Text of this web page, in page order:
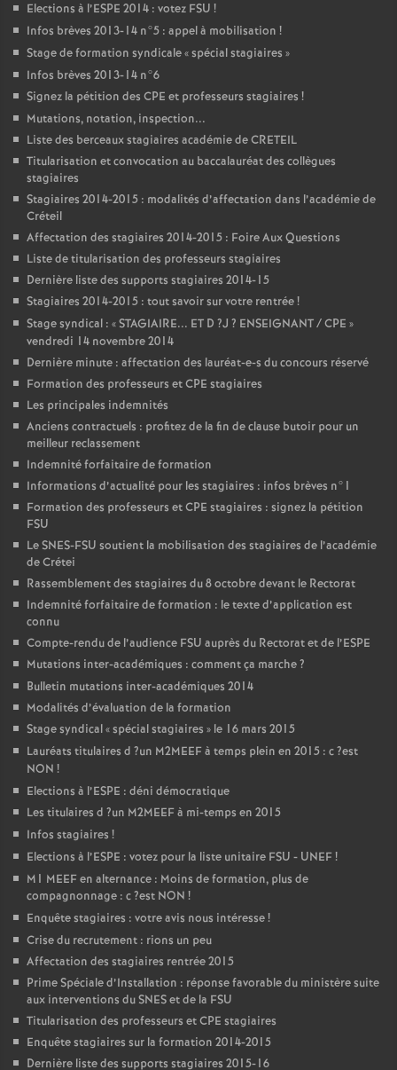
Elections à l’ESPE 2014 : votez FSU !
Infos brèves 2013-14 n°5 : appel à mobilisation !
Stage de formation syndicale «spécial stagiaires »
Infos brèves 2013-14 n°6
Signez la pétition des CPE et professeurs stagiaires !
Mutations, notation, inspection...
Liste des berceaux stagiaires académie deCRETEIL
Titularisation et convocation au baccalauréat des collègues
stagiaires
Stagiaires 2014-2015 : modalités d’affectation dans l’académie de
Créteil
Affectation des stagiaires 2014-2015 : Foire Aux Questions
Liste de titularisation des professeurs stagiaires
Dernière liste des supports stagiaires 2014-15
Stagiaires 2014-2015 : tout savoir sur votre rentrée!
Stage syndical : «STAGIAIRE... ET D ?J ? ENSEIGNANT/CPE »
vendredi 14 novembre 2014
Dernière minute : affectation des lauréat-e-s du concours réservé
Formation des professeurs etCPE stagiaires
Les principales indemnités
Anciens contractuels : profitez de la fin de clause butoir pour un
meilleur reclassement
Indemnité forfaitaire de formation
Informations d’actualité pour les stagiaires : infos brèves n°1
Formation des professeurs etCPE stagiaires : signez la pétition
FSU
LeSNES-FSU soutient la mobilisation des stagiaires de l’académie
de Crétei
Rassemblement des stagiaires du 8 octobre devant le Rectorat
Indemnité forfaitaire de formation : le texte d’application est
connu
Compte-rendu de l’audience FSU auprès du Rectorat et de l’ESPE
Mutations inter-académiques : comment ça marche?
Bulletin mutations inter-académiques 2014
Modalités d’évaluation de la formation
Stage syndical «spécial stagiaires » le 16 mars 2015
Lauréats titulaires d ?un M2MEEFà temps plein en 2015 : c?est
NON !
Elections à l’ESPE : déni démocratique
Les titulaires d ?un M2MEEFà mi-temps en 2015
Infos stagiaires !
Elections à l’ESPE : votez pour la liste unitaire FSU - UNEF!
M1 MEEFen alternance : Moins de formation, plus de
compagnonnage : c?est NON !
Enquête stagiaires : votre avis nous intéresse!
Crise du recrutement : rions un peu
Affectation des stagiaires rentrée 2015
Prime Spéciale d’Installation : réponse favorable du ministère suite
aux interventions duSNESet de la FSU
Titularisation des professeurs etCPE stagiaires
Enquête stagiaires sur la formation 2014-2015
Dernière liste des supports stagiaires 2015-16